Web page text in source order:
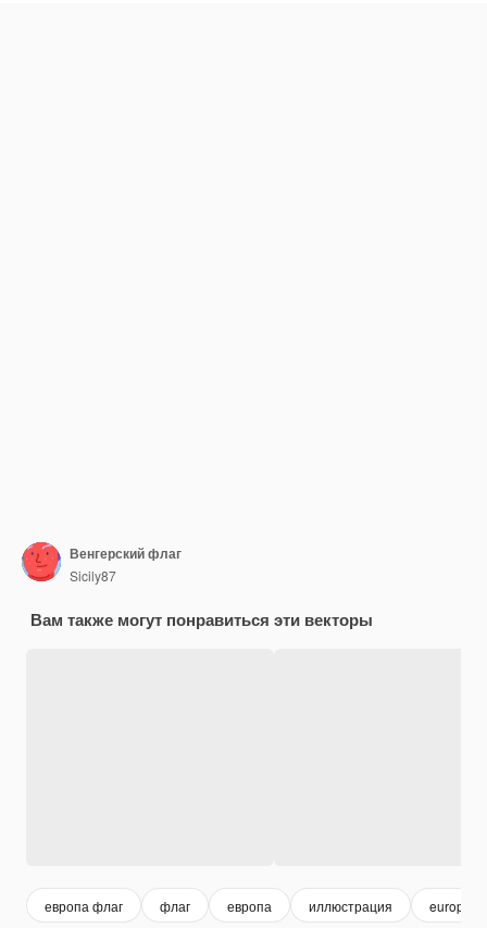
Венгерский флаг
Sicily87
Вам также могут понравиться эти векторы
европа флаг флаг европа иллюстрация europe